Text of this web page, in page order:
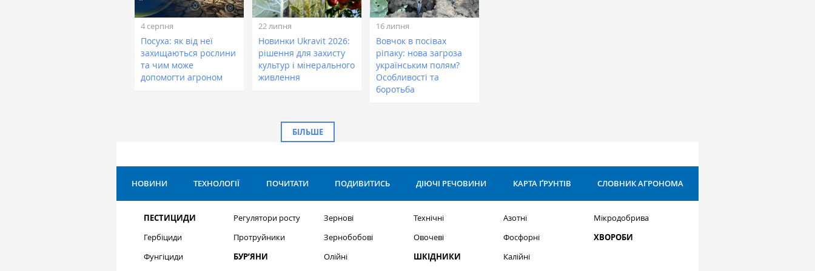
4 серпня
Посуха: як від неї
захищаються рослини
та чим може
допомогти агроном
22 липня
Новинки Ukravit 2026:
рішення для захисту
культур і мінерального
живлення
16 липня
Вовчок в посівах
ріпаку: нова загроза
українським полям?
Особливості та
боротьба
БІЛЬШЕ
НОВИНИ ТЕХНОЛОГІЇ ПОЧИТАТИ ПОДИВИТИСЬ ДІЮЧІ РЕЧОВИНИ КАРТА ҐРУНТІВ СЛОВНИК АГРОНОМА
ПЕСТИЦИДИ
Гербіциди
Фунгіциди
Регулятори росту
Протруйники
БУР’ЯНИ
Зернові
Зернобобові
Олійні
Технічні
Овочеві
ШКІДНИКИ
Азотні
Фосфорні
Калійні
Мікродобрива
ХВОРОБИ